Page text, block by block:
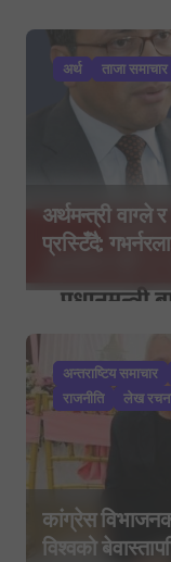
अर्थ ताजा समाचार
अर्थमन्त्री वाग्ले
प्रस्टिँदै:
अन्तराष्टिय समाचार
राजनीति
लेख
कांग्रेस
विश्वको